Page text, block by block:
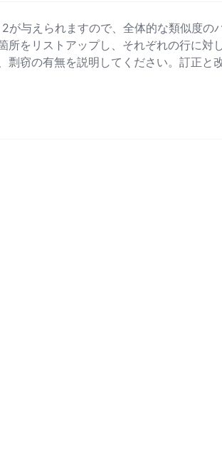
が与えられますので、全体的な類似度の
所をリストアップし、それぞれの行に対
剽窃の有無を説明してください。訂正と